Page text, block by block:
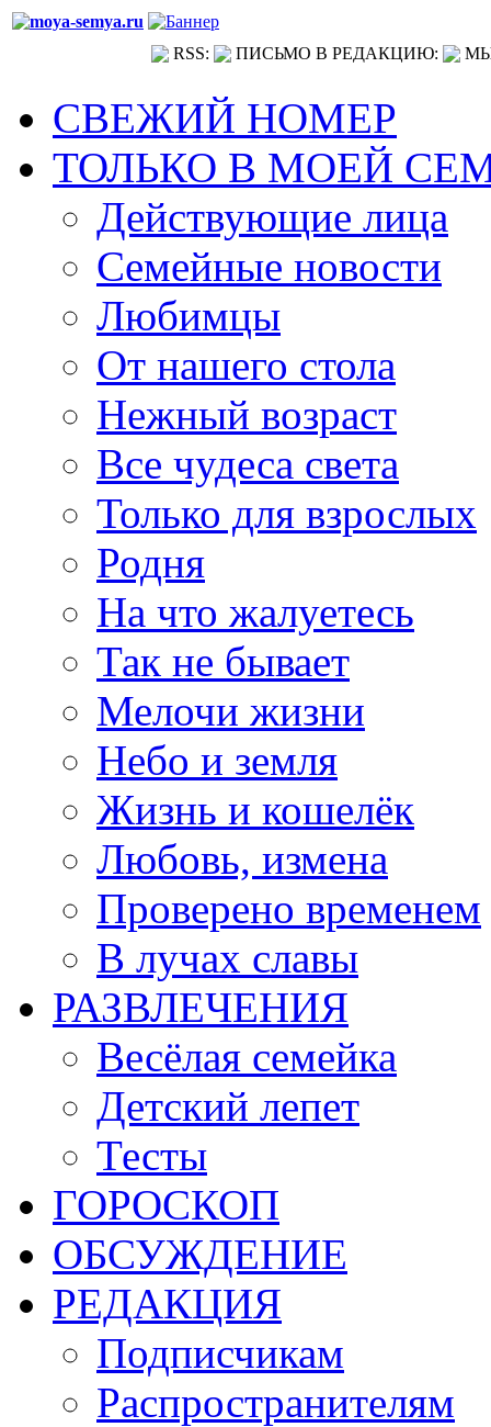
RSS: ПИСЬМО В РЕДАКЦИЮ:
СВЕЖИЙ НОМЕР
ТОЛЬКО В МОЕЙ
Действующие лица
Семейные новости
Любимцы
От нашего стола
Нежный возраст
Все чудеса света
Только для взрослых
Родня
На что жалуетесь
Так не бывает
Мелочи жизни
Небо и земля
Жизнь и кошелёк
Любовь, измена
Проверено временем
В лучах славы
РАЗВЛЕЧЕНИЯ
Весёлая семейка
Детский лепет
Тесты
ГОРОСКОП
ОБСУЖДЕНИЕ
РЕДАКЦИЯ
Подписчикам
Распространителям